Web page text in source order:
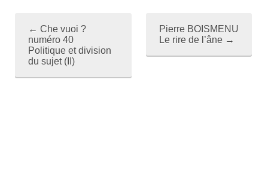
s
← Che vuoi ?
numéro 40
Politique et division
du sujet (II)
Pierre BOISMENU
Le rire de l’âne →